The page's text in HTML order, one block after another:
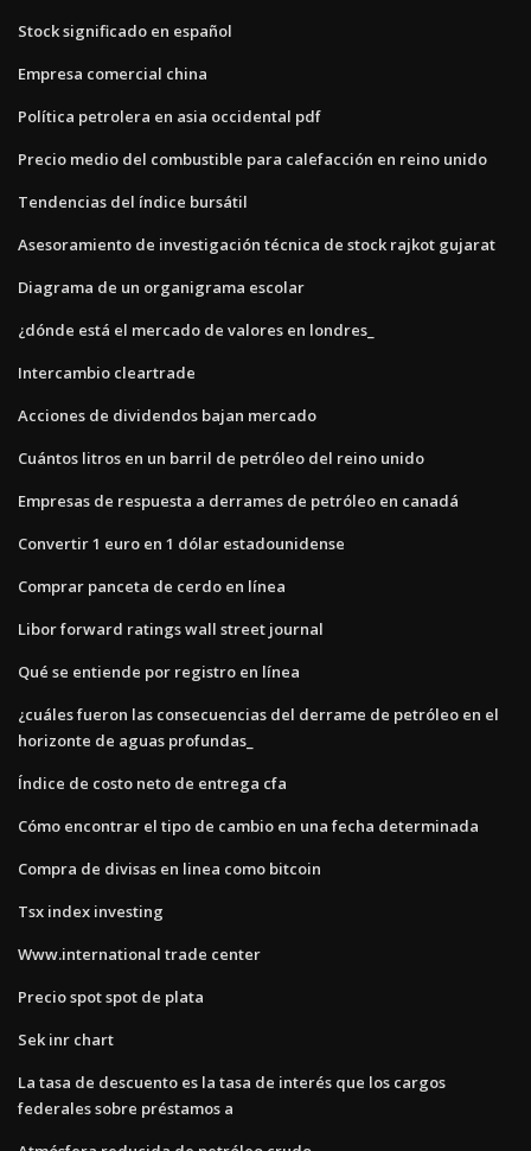
Stock significado en español
Empresa comercial china
Política petrolera en asia occidental pdf
Precio medio del combustible para calefacción en reino unido
Tendencias del índice bursátil
Asesoramiento de investigación técnica de stock rajkot gujarat
Diagrama de un organigrama escolar
¿dónde está el mercado de valores en londres_
Intercambio cleartrade
Acciones de dividendos bajan mercado
Cuántos litros en un barril de petróleo del reino unido
Empresas de respuesta a derrames de petróleo en canadá
Convertir 1 euro en 1 dólar estadounidense
Comprar panceta de cerdo en línea
Libor forward ratings wall street journal
Qué se entiende por registro en línea
¿cuáles fueron las consecuencias del derrame de petróleo en el
horizonte de aguas profundas_
Índice de costo neto de entrega cfa
Cómo encontrar el tipo de cambio en una fecha determinada
Compra de divisas en linea como bitcoin
Tsx index investing
Www.international trade center
Precio spot spot de plata
Sek inr chart
La tasa de descuento es la tasa de interés que los cargos
federales sobre préstamos a